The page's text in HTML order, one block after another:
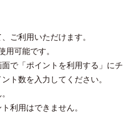
、ご利用いただけます。
用可能です。
面で「ポイントを利用する」にチ
ト数を入力してください。
利用はできません。